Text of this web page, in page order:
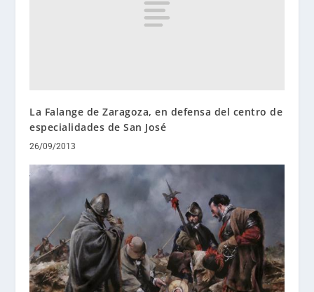
La Falange de Zaragoza, en defensa del centro de
especialidades de San José
26/09/2013